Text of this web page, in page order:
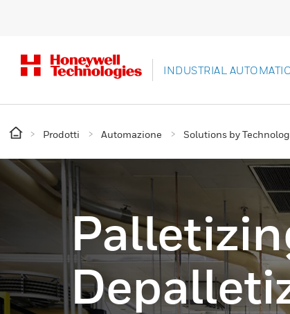
INDUSTRIAL
Prodotti Automazione Solutions by